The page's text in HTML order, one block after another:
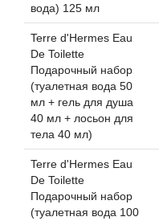
вода) 125 мл
Terre d'Hermes Eau
De Toilette
Подарочный набор
(туалетная вода 50
мл + гель для душа
40 мл + лосьон для
тела 40 мл)
Terre d'Hermes Eau
De Toilette
Подарочный набор
(туалетная вода 100
Benetton
Bentley
Beso Beach
Betty Barclay
Beyonce
Bibliotheque de Parfum